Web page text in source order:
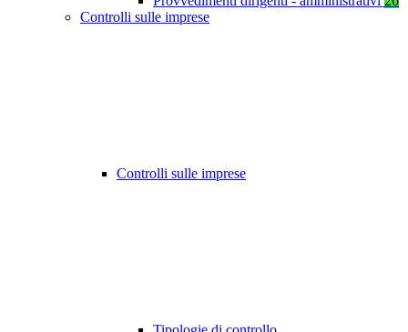
Controlli sulle imprese
Controlli sulle imprese